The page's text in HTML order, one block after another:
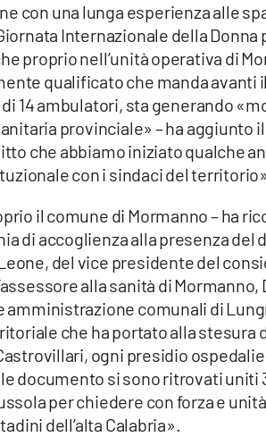
con una lunga esperienza alle
Internazionale della
proprio nell’unità operativa di
qualificato che manda avanti
di 14 ambulatori, sta generando
provinciale» – ha aggiunto
che abbiamo iniziato qualche
con i sindaci del
il comune di Mormanno – ha
di accoglienza alla presenza
del vice presidente del
alla sanità di
amministrazione comunali di
che ha portato alla stesura
ogni presidio
documento si sono ritrovati uniti
per chiedere con forza e
dell’alta Calabria».